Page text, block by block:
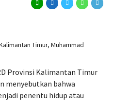
Timur, Muhammad
Provinsi Kalimantan Timur
menyebutkan bahwa
penentu hidup atau